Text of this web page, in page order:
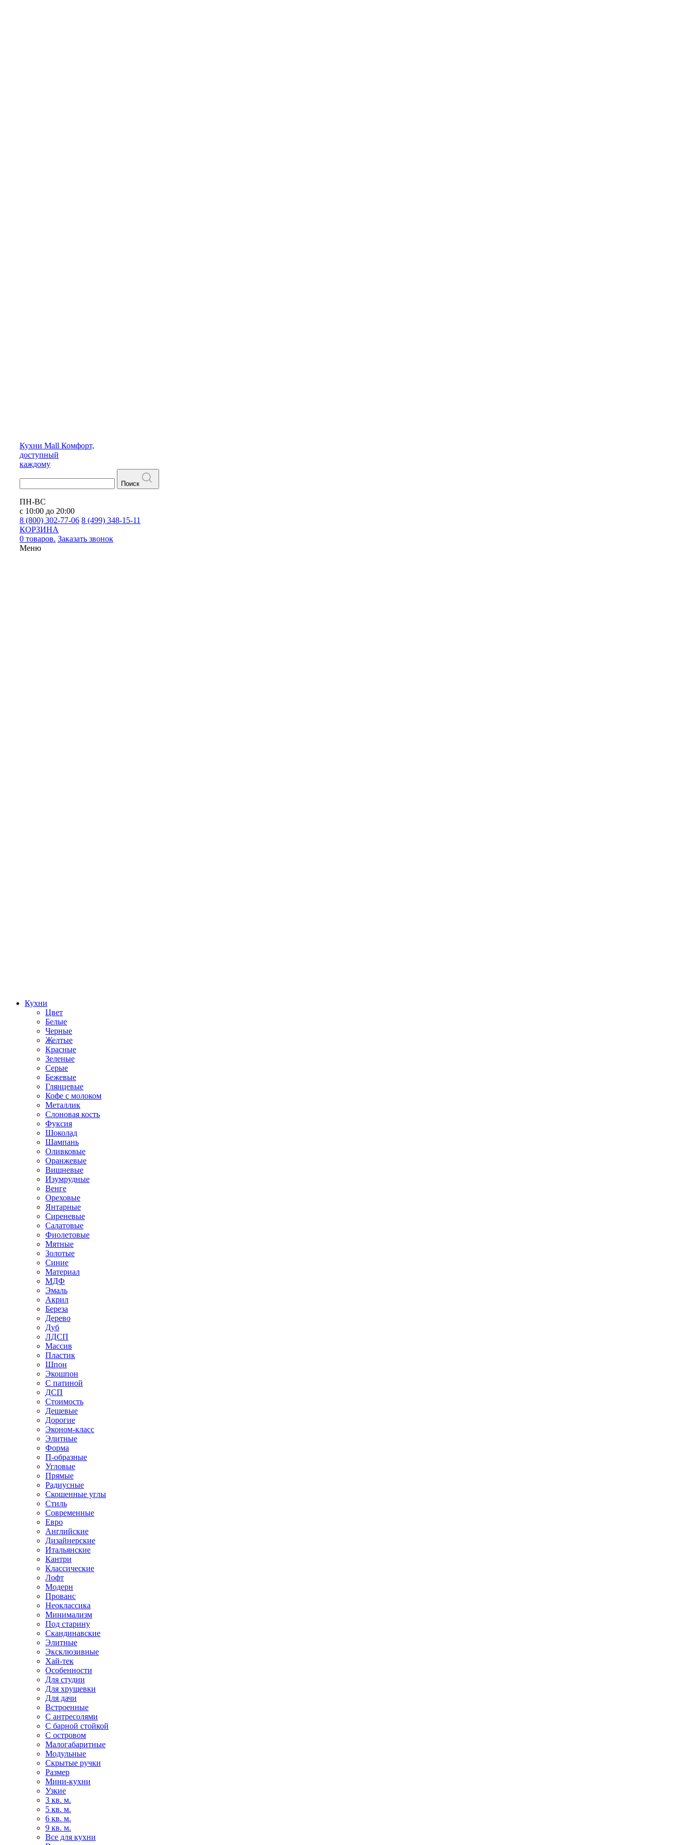
Кухни Mall Комфорт,
доступный
каждому
Поиск
ПН-ВС
с 10:00 до 20:00
8 (800) 302-77-06 8 (499) 348-15-11
КОРЗИНА
0 товаров. Заказать звонок
Меню
Кухни
Цвет
Белые
Черные
Желтые
Красные
Зеленые
Серые
Бежевые
Глянцевые
Кофе с молоком
Металлик
Слоновая кость
Фуксия
Шоколад
Шампань
Оливковые
Оранжевые
Вишневые
Изумрудные
Венге
Ореховые
Янтарные
Сиреневые
Салатовые
Фиолетовые
Мятные
Золотые
Синие
Материал
МДФ
Эмаль
Акрил
Береза
Дерево
Дуб
ЛДСП
Массив
Пластик
Шпон
Экошпон
С патиной
ДСП
Стоимость
Дешевые
Дорогие
Эконом-класс
Элитные
Форма
П-образные
Угловые
Прямые
Радиусные
Скошенные углы
Стиль
Современные
Евро
Английские
Дизайнерские
Итальянские
Кантри
Классические
Лофт
Модерн
Прованс
Неоклассика
Минимализм
Под старину
Скандинавские
Элитные
Эксклюзивные
Хай-тек
Особенности
Для студии
Для хрущевки
Для дачи
Встроенные
С антресолями
С барной стойкой
С островом
Малогабаритные
Модульные
Скрытые ручки
Размер
Мини-кухни
Узкие
3 кв. м.
5 кв. м.
6 кв. м.
9 кв. м.
Все для кухни